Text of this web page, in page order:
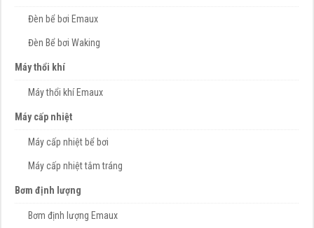
Đèn bể bơi Emaux
Đèn Bể bơi Waking
Máy thổi khí
Máy thổi khí Emaux
Máy cấp nhiệt
Máy cấp nhiệt bể bơi
Máy cấp nhiệt tắm tráng
Bơm định lượng
Bơm định lượng Emaux